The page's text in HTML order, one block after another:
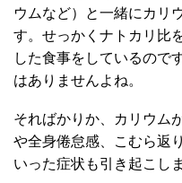
ウムなど）と一緒にカリ
す。せっかくナトカリ比
した食事をしているので
はありませんよね。
そればかりか、カリウム
や全身倦怠感、こむら返
いった症状も引き起こし